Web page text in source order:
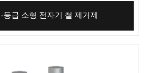
등급 소형 전자기 철 제거제